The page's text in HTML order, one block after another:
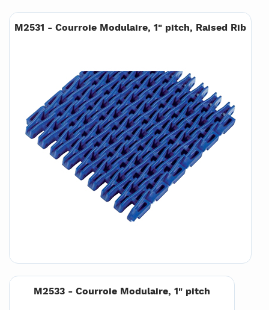
M2531 - Courroie Modulaire, 1" pitch, Raised Rib
M2533 - Courroie Modulaire, 1" pitch